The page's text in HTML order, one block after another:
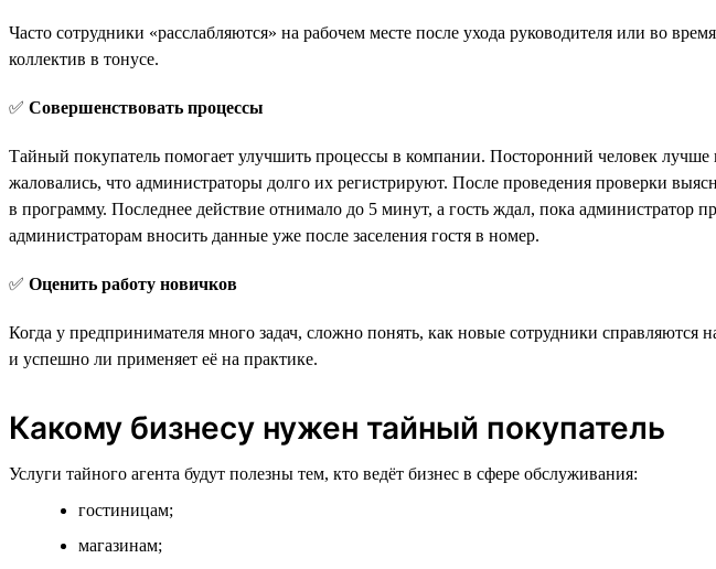
Часто сотрудники «расслабляются» на рабочем месте после ухода руководителя или во
коллектив в тонусе.
✅ Совершенствовать процессы
Тайный покупатель помогает улучшить процессы в компании. Посторонний человек
жаловались, что администраторы долго их регистрируют. После проведения проверки
в программу. Последнее действие отнимало до 5 минут, а гость ждал, пока администратор
администраторам вносить данные уже после заселения гостя в номер.
✅ Оценить работу новичков
Когда у предпринимателя много задач, сложно понять, как новые сотрудники
и успешно ли применяет её на практике.
Какому бизнесу нужен тайный покупатель
Услуги тайного агента будут полезны тем, кто ведёт бизнес в сфере обслуживания:
гостиницам;
магазинам;